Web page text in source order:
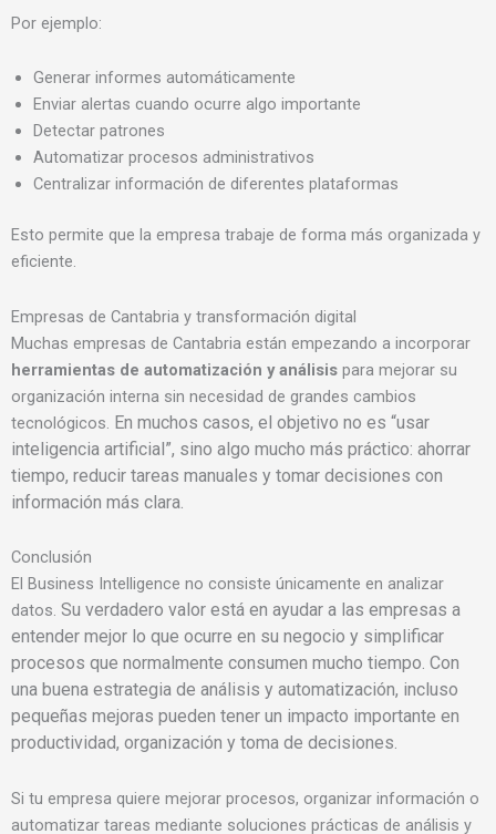
Por ejemplo:
Generar informes automáticamente
Enviar alertas cuando ocurre algo importante
Detectar patrones
Automatizar procesos administrativos
Centralizar información de diferentes plataformas
Esto permite que la empresa trabaje de forma más organizada y
eficiente.
Empresas de Cantabria y transformación digital
Muchas empresas de Cantabria están empezando a incorporar
herramientas de automatización y análisis para mejorar su
organización interna sin necesidad de grandes cambios
tecnológicos. En muchos casos, el objetivo no es “usar
inteligencia artificial”, sino algo mucho más práctico: ahorrar
tiempo, reducir tareas manuales y tomar decisiones con
información más clara.
Conclusión
El Business Intelligence no consiste únicamente en analizar
datos. Su verdadero valor está en ayudar a las empresas a
entender mejor lo que ocurre en su negocio y simplificar
procesos que normalmente consumen mucho tiempo. Con
una buena estrategia de análisis y automatización, incluso
pequeñas mejoras pueden tener un impacto importante en
productividad, organización y toma de decisiones.
Si tu empresa quiere mejorar procesos, organizar información o
automatizar tareas mediante soluciones prácticas de análisis y